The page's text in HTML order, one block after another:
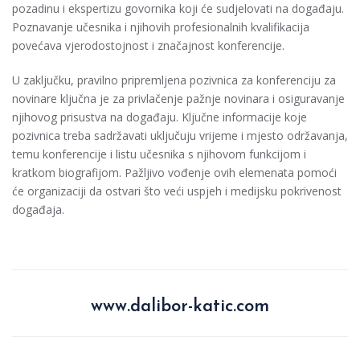
pozadinu i ekspertizu govornika koji će sudjelovati na događaju.
Poznavanje učesnika i njihovih profesionalnih kvalifikacija
povećava vjerodostojnost i značajnost konferencije.
U zaključku, pravilno pripremljena pozivnica za konferenciju za
novinare ključna je za privlačenje pažnje novinara i osiguravanje
njihovog prisustva na događaju. Ključne informacije koje
pozivnica treba sadržavati uključuju vrijeme i mjesto održavanja,
temu konferencije i listu učesnika s njihovom funkcijom i
kratkom biografijom. Pažljivo vođenje ovih elemenata pomoći
će organizaciji da ostvari što veći uspjeh i medijsku pokrivenost
događaja.
www.dalibor-katic.com